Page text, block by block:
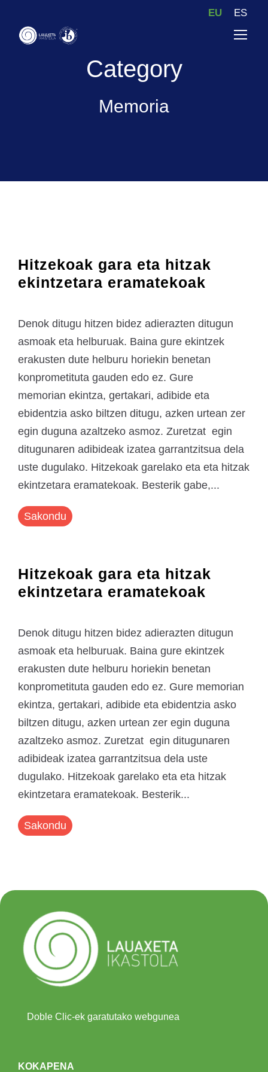
EU ES
Category
Memoria
Hitzekoak gara eta hitzak
ekintzetara eramatekoak
Denok ditugu hitzen bidez adierazten ditugun
asmoak eta helburuak. Baina gure ekintzek
erakusten dute helburu horiekin benetan
konprometituta gauden edo ez. Gure
memorian ekintza, gertakari, adibide eta
ebidentzia asko biltzen ditugu, azken urtean zer
egin duguna azaltzeko asmoz. Zuretzat egin
ditugunaren adibideak izatea garrantzitsua dela
uste dugulako. Hitzekoak garelako eta eta hitzak
ekintzetara eramatekoak. Besterik gabe,...
Sakondu
Hitzekoak gara eta hitzak
ekintzetara eramatekoak
Denok ditugu hitzen bidez adierazten ditugun
asmoak eta helburuak. Baina gure ekintzek
erakusten dute helburu horiekin benetan
konprometituta gauden edo ez. Gure memorian
ekintza, gertakari, adibide eta ebidentzia asko
biltzen ditugu, azken urtean zer egin duguna
azaltzeko asmoz. Zuretzat egin ditugunaren
adibideak izatea garrantzitsua dela uste
dugulako. Hitzekoak garelako eta eta hitzak
ekintzetara eramatekoak. Besterik...
Sakondu
Doble Clic-ek garatutako webgunea
KOKAPENA